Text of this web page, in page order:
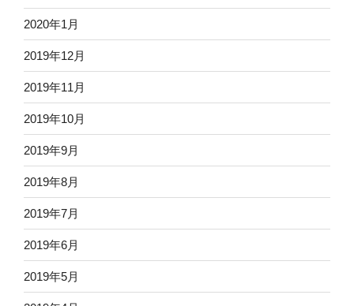
2020年1月
2019年12月
2019年11月
2019年10月
2019年9月
2019年8月
2019年7月
2019年6月
2019年5月